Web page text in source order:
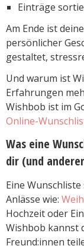
Einträge
Am Ende ist deine
persönlicher
gestaltet,
Und warum ist
Erfahrungen
Wishbob ist im
Online-
Was eine
dir (und
Eine
Anlässe wie:
Hochzeit oder
Wishbob kannst
Freund:innen